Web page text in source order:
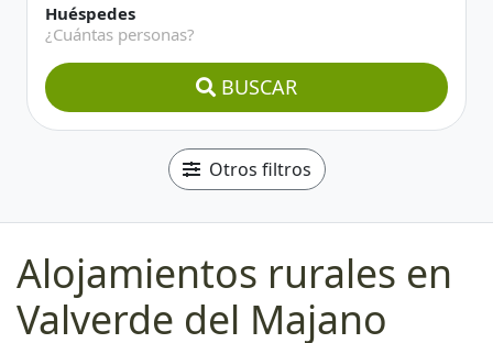
Huéspedes
¿Cuántas personas?
BUSCAR
Otros filtros
Alojamientos rurales en
Valverde del Majano